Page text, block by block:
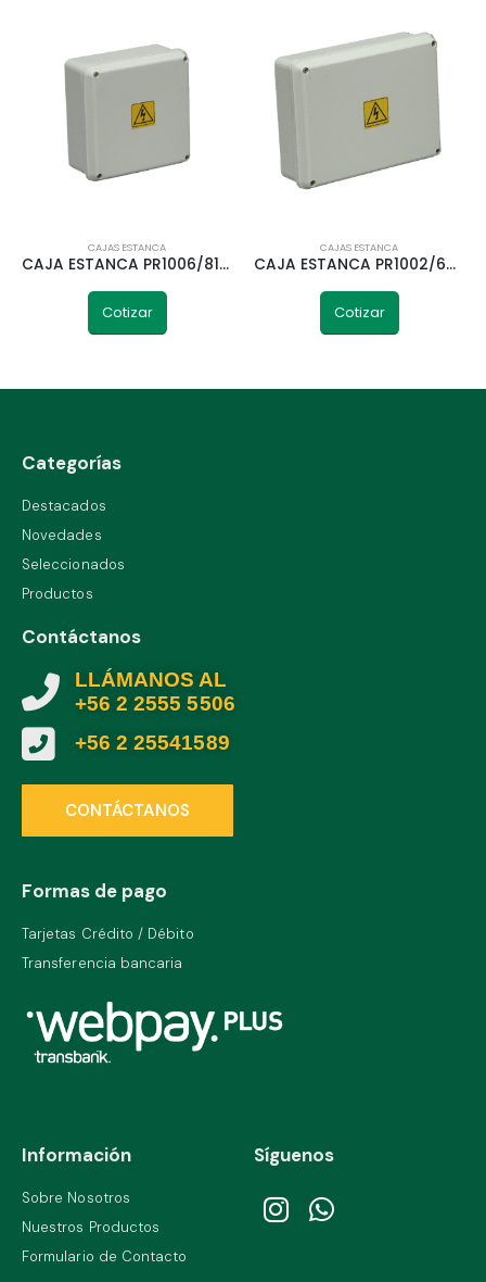
CAJAS ESTANCA
CAJA ESTANCA PR1006/81 165X165X81MM ROKER IP-65
Cotizar
CAJAS ESTANCA
CAJA ESTANCA PR1002/67 ROKER 212X162X67MM IP65
Cotizar
Categorías
Destacados
Novedades
Seleccionados
Productos
Contáctanos
LLÁMANOS AL
+56 2 2555 5506
+56 2 25541589
CONTÁCTANOS
Formas de pago
Tarjetas Crédito / Débito
Transferencia bancaria
Información
Sobre Nosotros
Nuestros Productos
Formulario de Contacto
Síguenos